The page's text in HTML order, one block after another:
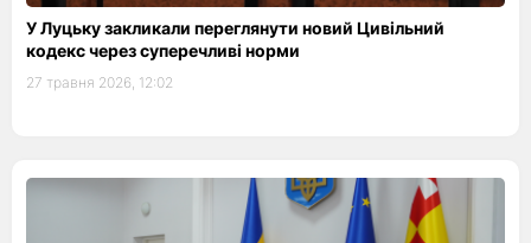
У Луцьку закликали переглянути новий Цивільний
кодекс через суперечливі норми
27 травня 2026, 12:02